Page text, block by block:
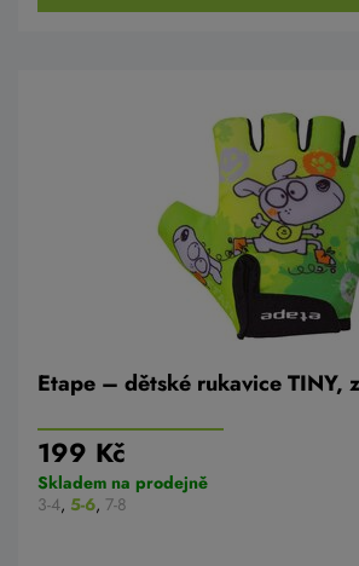
Etape – dětské rukavice TINY,
199 Kč
Skladem na prodejně
3-4, 5-6, 7-8